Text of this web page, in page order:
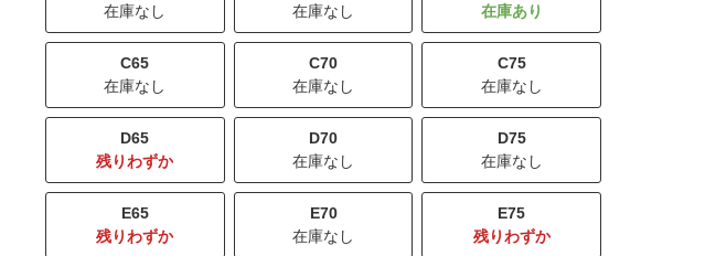
在庫なし
在庫なし
C65
在庫なし
C70
在庫なし
C75
在庫なし
D65
残りわずか
D70
在庫なし
D75
在庫なし
E65
残りわずか
E70
在庫なし
E75
残りわずか